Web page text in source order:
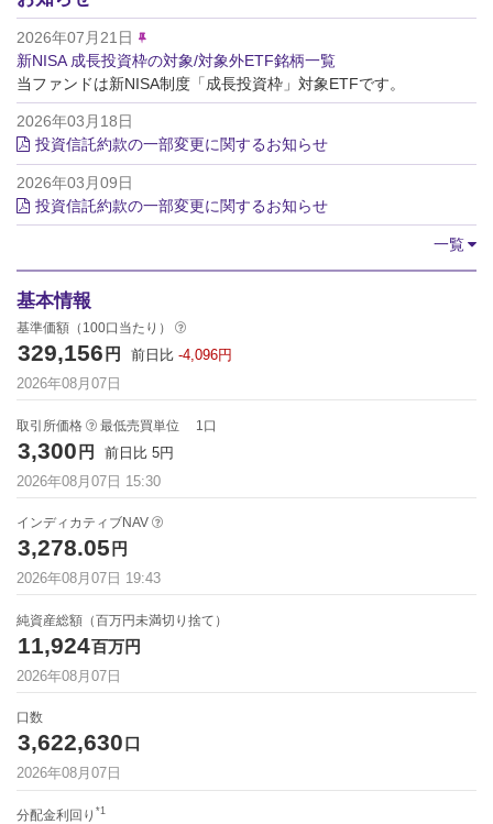
2026年07月21日
新NISA 成長投資枠の対象/対象外ETF銘柄一覧
当ファンドは新NISA制度「成長投資枠」対象ETFです。
2026年03月18日
投資信託約款の一部変更に関するお知らせ
2026年03月09日
投資信託約款の一部変更に関するお知らせ
一覧
基本情報
基準価額（100口当たり）
329,156 円 前日比 -4,096円
2026年08月07日
取引所価格 最低売買単位 1 口
3,300 円 前日比 5円
2026年08月07日 15:30
インディカティブNAV
3,278.05 円
2026年08月07日 19:43
純資産総額（百万円未満切り捨て）
11,924百万円
2026年08月07日
口数
3,622,630口
2026年08月07日
分配金利回り *1